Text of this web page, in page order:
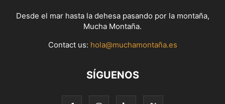
Desde el mar hasta la dehesa pasando por la montaña,
Mucha Montaña.
Contact us: hola@muchamontaña.es
SÍGUENOS